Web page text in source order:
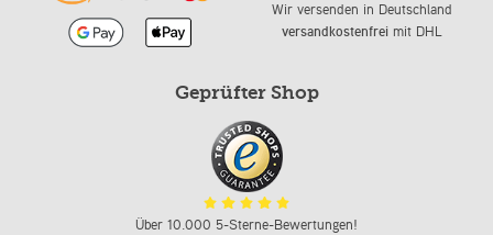
Wir versenden in Deutschland
versandkostenfreimit DHL
Geprüfter Shop
Über 10.000 5-Sterne-Bewertungen!